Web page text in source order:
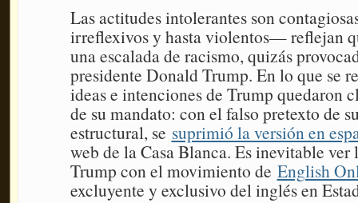
Las actitudes intolerantes son
irreflexivos y hasta violentos— reflejan
una escalada de racismo, quizás
presidente Donald Trump. En lo que se
ideas e intenciones de Trump quedaron
de su mandato: con el falso pretexto de
estructural, se suprimió la versión en
web de la Casa Blanca. Es inevitable
Trump con el movimiento de English
excluyente y exclusivo del inglés en